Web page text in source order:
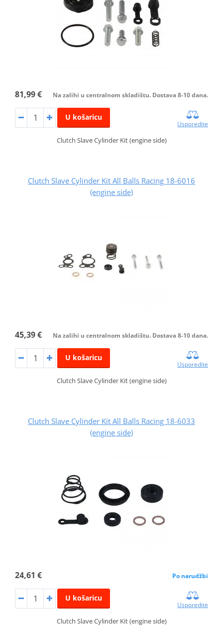
81,99 € Na zalihi u centralnom skladištu. Dostava 8-10 dana.
U košaricu
Usporedite
Clutch Slave Cylinder Kit (engine side)
Clutch Slave Cylinder Kit All Balls Racing 18-6016
(engine side)
45,39 € Na zalihi u centralnom skladištu. Dostava 8-10 dana.
U košaricu
Usporedite
Clutch Slave Cylinder Kit (engine side)
Clutch Slave Cylinder Kit All Balls Racing 18-6033
(engine side)
24,61 € Po narudžbi
U košaricu
Usporedite
Clutch Slave Cylinder Kit (engine side)